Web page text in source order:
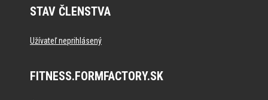
STAV ČLENSTVA
Užívateľ neprihlásený
FITNESS.FORMFACTORY.SK